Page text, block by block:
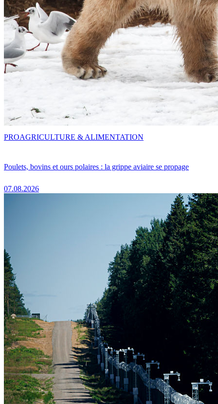
Poulets, bovins et ours polaires : la grippe aviaire se propage
07.08.2026
PROAGRICULTURE & ALIMENTATION